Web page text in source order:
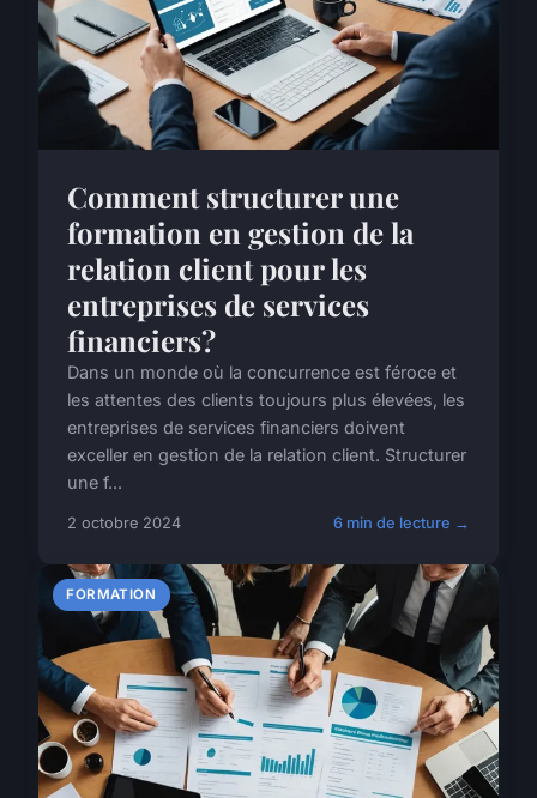
Comment structurer une
formation en gestion de la
relation client pour les
entreprises de services
financiers?
Dans un monde où la concurrence est féroce et
les attentes des clients toujours plus élevées, les
entreprises de services financiers doivent
exceller en gestion de la relation client. Structurer
une f...
2 octobre 2024 6 min de lecture →
FORMATION